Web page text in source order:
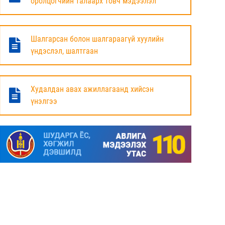
ХҮЛЭЭЛЦЭЖ БАЙНА
6 сар
МАЛ ТООЛЛОГЫН НЭГДСЭН ДҮНГ
ТАНИЛЦУУЛЛАА.
6 сар
НИЙСЛЭЛИЙН ИРГЭДИЙН
ТӨЛӨӨЛӨГЧДИЙН ХУРЛЫН ДАРГА, ЗАСАГ
ДАРГА НАРТАЙ ЦАХИМ УУЛЗАЛТ ХИЙЖ
БАЙНА
Шалгарсан болон шалгараагүй хуулийн
үндэслэл, шалтгаан
Худалдан авах ажиллагаанд хийсэн
үнэлгээ